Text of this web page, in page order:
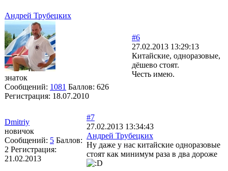
Андрей Трубецких
знаток
Сообщений: 1081 Баллов: 626
Регистрация: 18.07.2010
#6
27.02.2013 13:29:13
Китайские, одноразовые,
дёшево стоят.
Честь имею.
Dmitriy
новичок
Сообщений: 5 Баллов:
2 Регистрация:
21.02.2013
#7
27.02.2013 13:34:43
Андрей Трубецких
Ну даже у нас китайские одноразовые
стоят как минимум раза в два дороже